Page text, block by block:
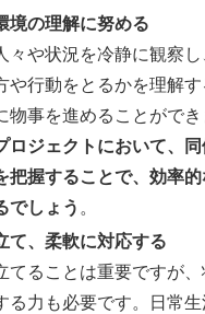
境の理解に努める
々や状況を冷静に観察
や行動をとるかを理解
物事を進めることがで
ロジェクトにおいて、
把握することで、効率
でしょう 。
て、柔軟に対応する
てることは重要ですが
る力も必要です。日常